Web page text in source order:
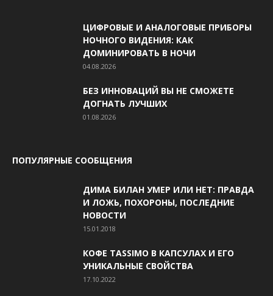
ЦИФРОВЫЕ И АНАЛОГОВЫЕ ПРИБОРЫ
НОЧНОГО ВИДЕНИЯ: КАК
ДОМИНИРОВАТЬ В НОЧИ
04.08.2026
БЕЗ ИННОВАЦИЙ ВЫ НЕ СМОЖЕТЕ
ДОГНАТЬ ЛУЧШИХ
01.08.2026
ПОПУЛЯРНЫЕ СООБЩЕНИЯ
ДИМА БИЛАН УМЕР ИЛИ НЕТ: ПРАВДА
И ЛОЖЬ, ПОХОРОНЫ, ПОСЛЕДНИЕ
НОВОСТИ
15.01.2018
КОФЕ TASSIMO В КАПСУЛАХ И ЕГО
УНИКАЛЬНЫЕ СВОЙСТВА
17.10.2022